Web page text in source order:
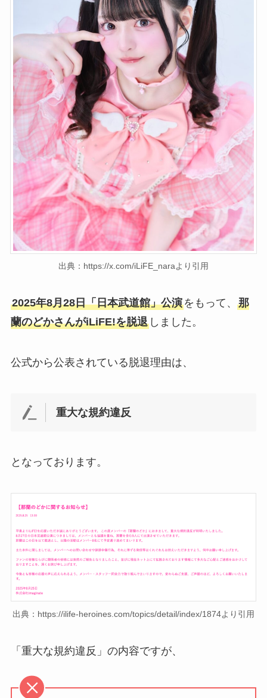
出典：https://x.com/iLiFE_naraより引用
2025年8月28日「日本武道館」公演をもって、 那
蘭のどかさんがiLiFE!を脱退しました。
公式から公表されている脱退理由は、
重大な規約違反
となっております。
出典：https://ilife-heroines.com/topics/detail/index/1874より引用
「重大な規約違反」の内容ですが、